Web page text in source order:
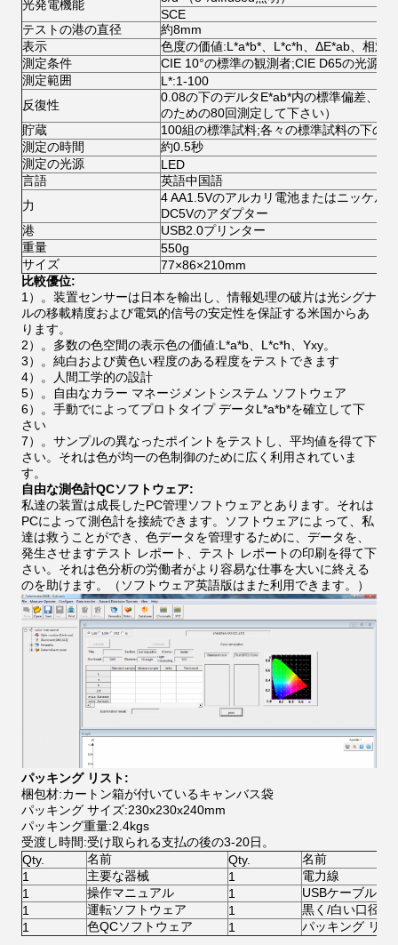
光発電機能
SCE
テストの港の直径
約8mm
表示
色度の価値:L*a*b*、L*c*h、ΔE*ab、相対
測定条件
CIE 10°の標準の観測者;CIE D65の光源
測定範囲
L*:1-100
反復性
0.08の下のデルタE*ab*内の標準偏差、（
のための80回測定して下さい）
貯蔵
100組の標準試料;各々の標準試料の下の
測定の時間
約0.5秒
測定の光源
LED
言語
英語中国語
力
4 AA1.5Vのアルカリ電池またはニッケル
DC5Vのアダプター
港
USB2.0プリンター
重量
550g
サイズ
77×86×210mm
比較優位:
1）。装置センサーは日本を輸出し、情報処理の破片は光シグナ
ルの移載精度および電気的信号の安定性を保証する米国からあ
ります。
2）。多数の色空間の表示色の価値:L*a*b、L*c*h、Yxy。
3）。純白および黄色い程度のある程度をテストできます
4）。人間工学的の設計
5）。自由なカラー マネージメントシステム ソフトウェア
6）。手動でによってプロトタイプ データL*a*b*を確立して下
さい
7）。サンプルの異なったポイントをテストし、平均値を得て下
さい。それは色が均一の色制御のために広く利用されていま
す。
自由な測色計QCソフトウェア:
私達の装置は成長したPC管理ソフトウェアとあります。それは
PCによって測色計を接続できます。ソフトウェアによって、私
達は救うことができ、色データを管理するために、データを、
発生させますテスト レポート、テスト レポートの印刷を得て下
さい。それは色分析の労働者がより容易な仕事を大いに終える
のを助けます。（ソフトウェア英語版はまた利用できます。）
パッキング リスト:
梱包材:カートン箱が付いているキャンバス袋
パッキング サイズ:230x230x240mm
パッキング重量:2.4kgs
受渡し時間:受け取られる支払の後の3-20日。
Qty.
名前 Qty.
名前
1
主要な器械 1
電力線
1
操作マニュアル 1
USBケーブル
1
運転ソフトウェア 1
黒く/白い口径測
1
色QCソフトウェア 1 パッキング リス